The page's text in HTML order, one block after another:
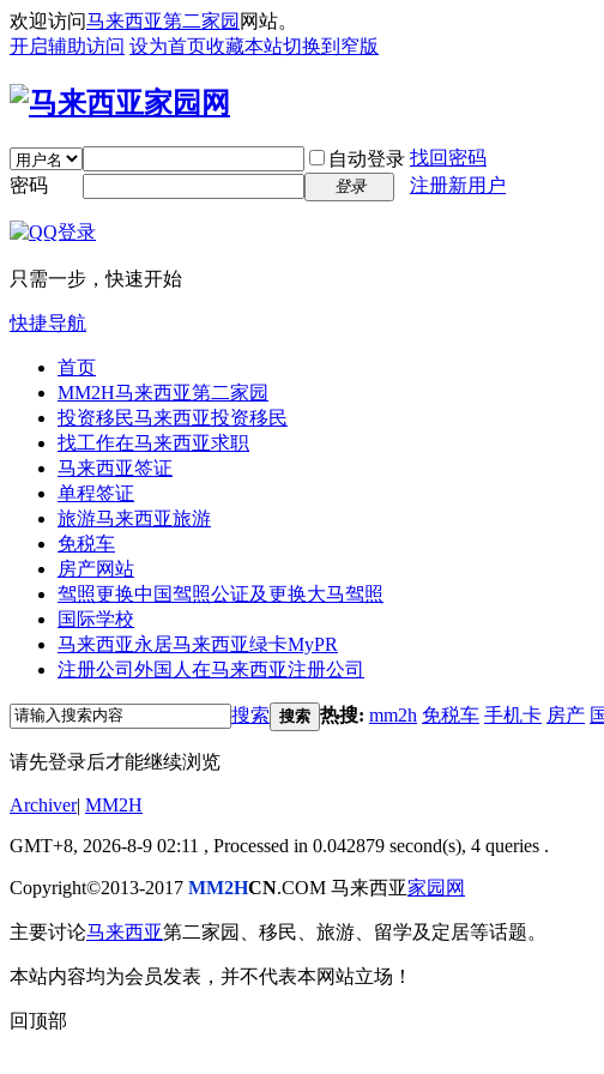
欢迎访问马来西亚第二家园 网站。
开启辅助访问 设为首页收藏本站切换到窄版
自动登录 找回密码
密码
登录 注册新用户
只需一步，快速开始
快捷导航
首页
MM2H马来西亚第二家园
投资移民马来西亚投资移民
找工作在马来西亚求职
马来西亚签证
单程签证
旅游马来西亚旅游
免税车
房产网站
驾照更换中国驾照公证及更换大马驾照
国际学校
马来西亚永居马来西亚绿卡MyPR
注册公司 外国人在马来西亚注册公司
搜索 搜索 热搜: mm2h 免税车 手机卡 房产
请先登录后才能继续浏览
Archiver| MM2H
GMT+8, 2026-8-9 02:11 , Processed in 0.042879 second(s), 4 queries .
Copyright©2013-2017 MM2HCN.COM 马来西亚家园网
主要讨论马来西亚第二家园、移民、旅游、留学及定居等话题。
本站内容均为会员发表，并不代表本网站立场！
回顶部